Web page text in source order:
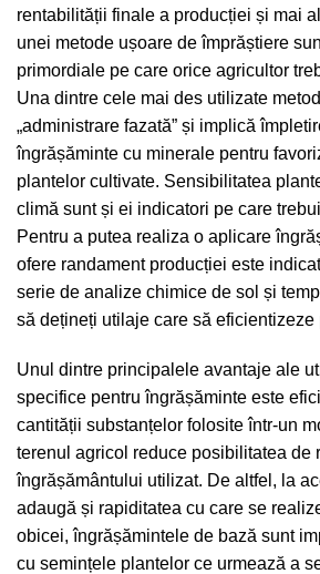
rentabilității finale a producției și mai
unei metode ușoare de împrăștiere
primordiale pe care orice agricultor
Una dintre cele mai des utilizate
„administrare fazată” și implică
îngrășăminte cu minerale pentru
plantelor cultivate. Sensibilitatea
climă sunt și ei indicatori pe care
Pentru a putea realiza o aplicare
ofere randament producției este
serie de analize chimice de sol și
să dețineți utilaje care să eficientizeze
Unul dintre principalele avantaje ale
specifice pentru îngrășăminte este
cantității substanțelor folosite într-un
terenul agricol reduce posibilitatea de
îngrășământului utilizat. De altfel, la
adaugă și rapiditatea cu care se
obicei, îngrășămintele de bază sunt
cu semințele plantelor ce urmează a